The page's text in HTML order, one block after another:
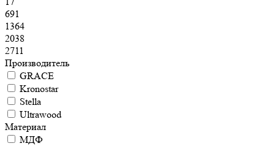
691
1364
2038
2711
Производитель
GRACE
Kronostar
Stella
Ultrawood
Материал
МДФ